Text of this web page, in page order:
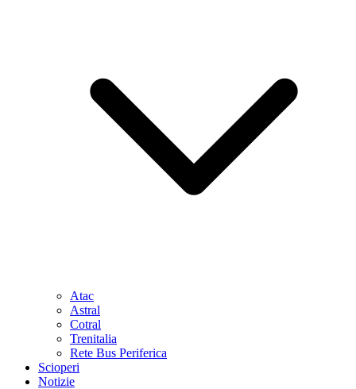
Atac
Astral
Cotral
Trenitalia
Rete Bus Periferica
Scioperi
Notizie